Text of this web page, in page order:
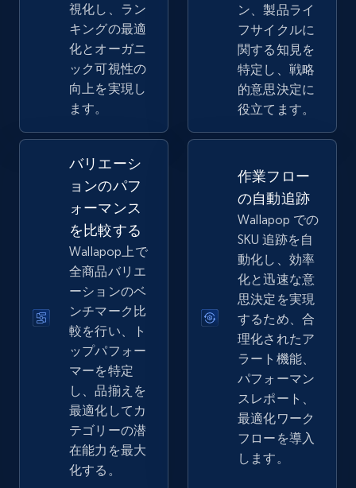
eBay - Collect products from shops on eBay
URL, Product id, Title, Seller name, Seller rating,
Seller reviews, Breadcrumbs, Root category, and
2.5K+ 359+
eBay - Collect records by category
URL, Product id, Title, Seller name, Seller rating,
Seller reviews, Breadcrumbs, Root category, and
2.5K+ 今すぐ始める
Google Shopping
URL, Product id, Title, Product description,
Rating, Reviews count, Images, Variations, and
視化し、ラン
キングの最適
化とオーガニ
ック可視性の
向上を実現し
ます。
ン、製品ライ
フサイクルに
関する知見を
特定し、戦略
的意思決定に
役立てます。
バリエーシ
ョンのパフ
ォーマンス
を比較する
Wallapop上で
全商品バリエ
ーションのベ
ンチマーク比
較を行い、ト
ップパフォー
マーを特定
し、品揃えを
最適化してカ
テゴリーの潜
在能力を最大
化する。
作業フロー
の自動追跡
Wallapop での
SKU 追跡を自
動化し、効率
化と迅速な意
思決定を実現
するため、合
理化されたア
ラート機能、
パフォーマン
スレポート、
最適化ワーク
フローを導入
します。